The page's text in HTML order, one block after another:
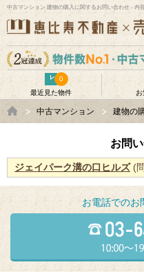
中古マンション 建物の購入に関するお問い合わせ - 内
最近見た物件
0
お
中古マンション 建物の
お問
ジェイパーク溝の口ヒルズ(
お電話でのお